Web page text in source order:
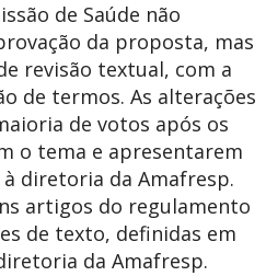
de Saúde não
da proposta, mas
revisão textual, com a
de termos. As alterações
de votos após os
o tema e apresentarem
diretoria da Amafresp.
artigos do regulamento
de texto, definidas em
da Amafresp.